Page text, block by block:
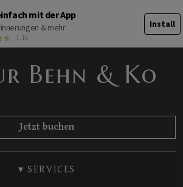
mit der App
& mehr
1.1k
Install
Behn & Ko
Jetzt buchen
SALONÜBERSICHT
▾ SERVICES